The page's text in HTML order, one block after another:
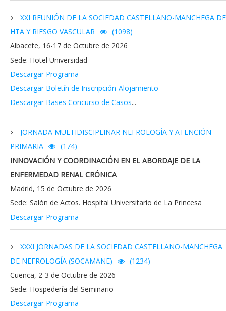
XXI REUNIÓN DE LA SOCIEDAD CASTELLANO-MANCHEGA DE
HTA Y RIESGO VASCULAR
(1098)
Albacete, 16-17 de Octubre de 2026
Sede: Hotel Universidad
Descargar Programa
Descargar Boletín de Inscripción-Alojamiento
Descargar Bases Concurso de Casos...
JORNADA MULTIDISCIPLINAR NEFROLOGÍA Y ATENCIÓN
PRIMARIA
(174)
INNOVACIÓN Y COORDINACIÓN EN EL ABORDAJE DE LA
ENFERMEDAD RENAL CRÓNICA
Madrid, 15 de Octubre de 2026
Sede: Salón de Actos. Hospital Universitario de La Princesa
Descargar Programa
XXXI JORNADAS DE LA SOCIEDAD CASTELLANO-MANCHEGA
DE NEFROLOGÍA (SOCAMANE)
(1234)
Cuenca, 2-3 de Octubre de 2026
Sede: Hospedería del Seminario
Descargar Programa